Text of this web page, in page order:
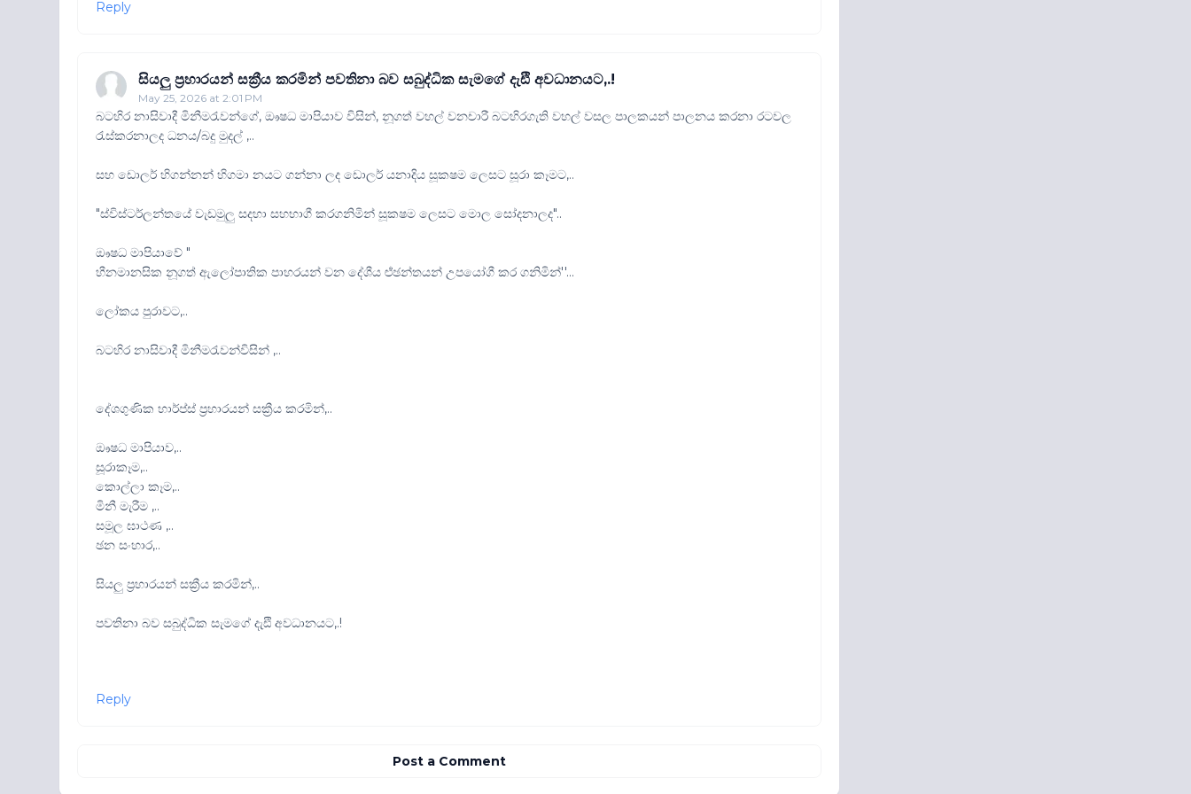
Reply
සියලු ප්‍රහාරයන් සක්‍රීය කරමින් පවතිනා බව සබුද්ධික සැමගේ දැඪි අවධානයට,.!
May 25, 2026 at 2:01 PM
බටහිර නාසිවාදී මිනීමරැවන්ගේ, ඖෂධ මාපියාව විසින්, නූගත් වහල් වනචාරී බටහිරගැති වහල් වසල පාලකයන් පාලනය කරනා රටවල
රැස්කරනාලද ධනය/බදු මුදල් ,..
සහ ඩොලර් හිගන්නන් හිගමා නයට ගන්නා ලද ඩොලර් යනාදිය සූකෂම ලෙසට සූරා කෑමට,..
"ස්විස්ටර්ලන්තයේ වැඩමුලු සදහා සහභාගී කරගනිමින් සූකෂම ලෙසට මොල සෝදනාලද"..
ඖෂධ මාපියාවේ "
හීනමානසික නූගත් ඇලෝපාතික පාහරයන් වන දේශීය ළු්ඡන්තයන් උපයෝගී කර ගනිමින්''...
ලෝකය පුරාවට,..
බටහිර නාසිවාදී මිනීමරැවන්විසින් ,..
දේශගුණික හාර්ප්ස් ප්‍රහාරයන් සක්‍රීය කරමින්,..
ඖෂධ මාපියාව,..
සූරාකෑම,..
කොල්ලා කෑම,..
මිනී මැරීම ,..
සමූල ඝාථණ ,..
ඡන සංහාර,..
සියලු ප්‍රහාරයන් සක්‍රීය කරමින්,..
පවතිනා බව සබුද්ධික සැමගේ දැඪි අවධානයට,.!
Reply
Post a Comment